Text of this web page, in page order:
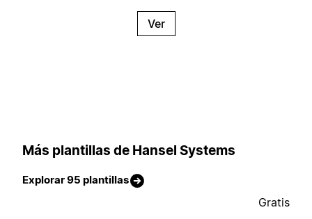
Ver
Más plantillas de Hansel Systems
Explorar 95 plantillas
Gratis